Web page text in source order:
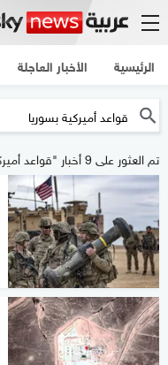
الرئيسية الأخبار العاجلة
تم العثور على 9 أخبار "قواعد أميركية بسوريا"